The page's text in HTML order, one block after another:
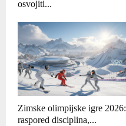
osvojiti...
Zimske olimpijske igre 2026:
raspored disciplina,...